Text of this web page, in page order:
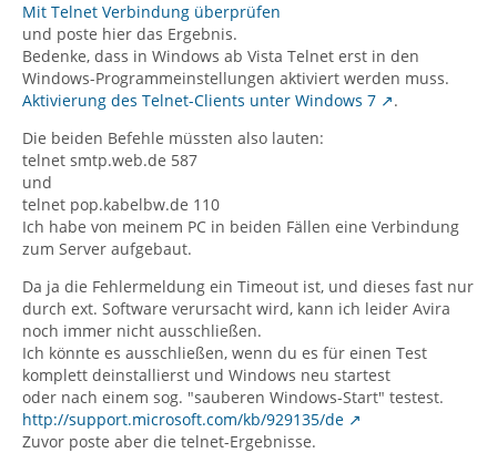
Mit Telnet Verbindung überprüfen
und poste hier das Ergebnis.
Bedenke, dass in Windows ab Vista Telnet erst in den
Windows-Programmeinstellungen aktiviert werden muss.
Aktivierung des Telnet-Clients unter Windows 7
.
Die beiden Befehle müssten also lauten:
telnet smtp.web.de 587
und
telnet pop.kabelbw.de 110
Ich habe von meinem PC in beiden Fällen eine Verbindung
zum Server aufgebaut.
Da ja die Fehlermeldung ein Timeout ist, und dieses fast nur
durch ext. Software verursacht wird, kann ich leider Avira
noch immer nicht ausschließen.
Ich könnte es ausschließen, wenn du es für einen Test
komplett deinstallierst und Windows neu startest
oder nach einem sog. "sauberen Windows-Start" testest.
http://support.microsoft.com/kb/929135/de
Zuvor poste aber die telnet-Ergebnisse.